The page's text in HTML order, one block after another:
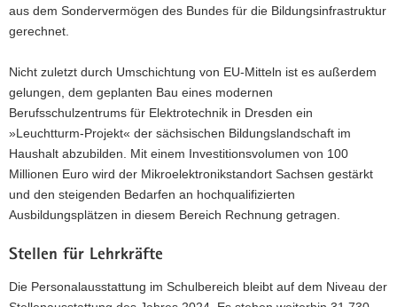
aus dem Sondervermögen des Bundes für die Bildungsinfrastruktur
gerechnet.
Nicht zuletzt durch Umschichtung von EU-Mitteln ist es außerdem
gelungen, dem geplanten Bau eines modernen
Berufsschulzentrums für Elektrotechnik in Dresden ein
»Leuchtturm-Projekt« der sächsischen Bildungslandschaft im
Haushalt abzubilden. Mit einem Investitionsvolumen von 100
Millionen Euro wird der Mikroelektronikstandort Sachsen gestärkt
und den steigenden Bedarfen an hochqualifizierten
Ausbildungsplätzen in diesem Bereich Rechnung getragen.
Stellen für Lehrkräfte
Die Personalausstattung im Schulbereich bleibt auf dem Niveau der